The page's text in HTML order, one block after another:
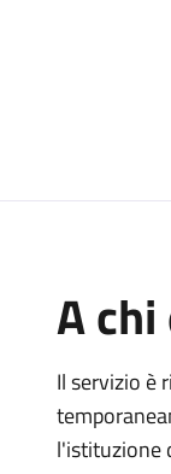
A
Il servizio è
l'istituzione